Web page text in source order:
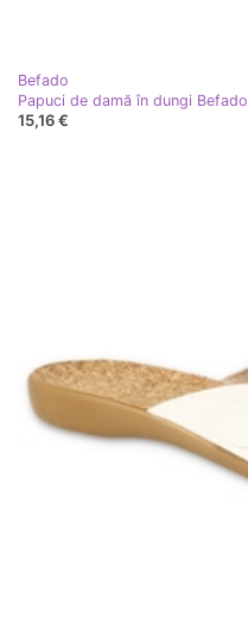
Befado
Papuci de damă în dungi
15,16 €